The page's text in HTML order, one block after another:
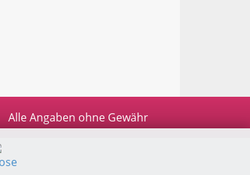
Alle Angaben ohne Gewähr